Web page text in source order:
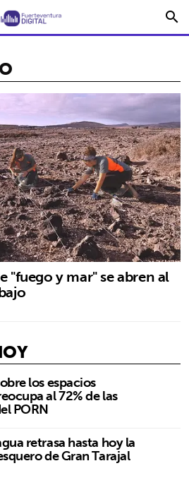
search
"fuego y mar" se abren al
los espacios
al 72% de las
PORN
retrasa hasta hoy la
de Gran Tarajal